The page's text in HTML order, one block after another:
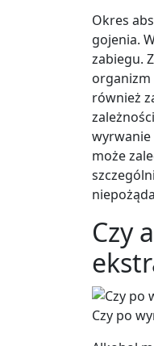
Okres
gojenia.
zabiegu.
organizm
również
wyrwanie
może
Czy
Czy po